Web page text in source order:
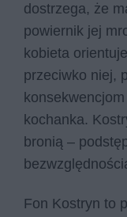
dostrzega, że
powiernik jej
kobieta
przeciwko niej,
kochanka.
bronią –
Fon Kostryn to